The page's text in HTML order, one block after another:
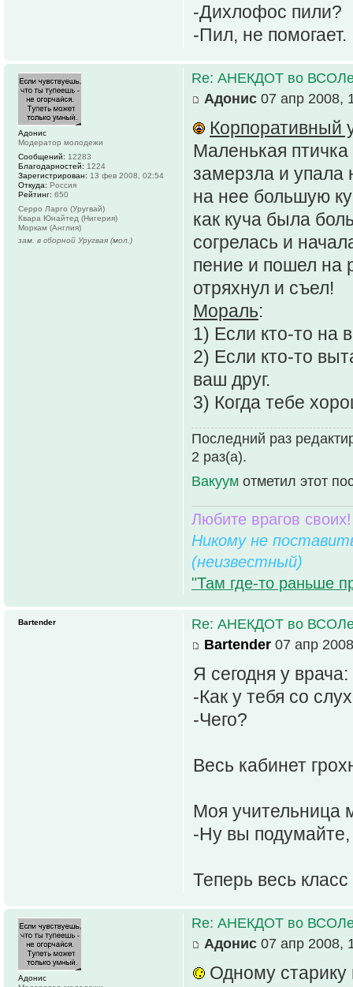
-Дихлофос пили?
-Пил, не помогает.
Re: АНЕКДОТ во
Адонис 07 апр 2008,
Корпоративный
Маленькая
замерзла и
на нее большую
как куча была
согрелась и
пение и пошел на
отряхнул и съел!
Мораль:
1) Если кто-то на
2) Если кто-то
ваш друг.
3) Когда тебе
Последний раз
2 раз(а).
Вакуум отметил этот
Любите врагов
Никому не
(неизвестный)
"Там где-то раньше
Адонис
Модератор молодежи
Сообщений: 12283
Благодарностей: 1224
Зарегистрирован: 13 фев 2008, 02:54
Откуда: Россия
Рейтинг: 650
Серро Ларго (Уругвай)
Квара Юнайтед (Нигерия)
Моркам (Англия)
зам. в сборной Уругвая (мол.)
Re: АНЕКДОТ во
Bartender 07 апр
Я сегодня у врача:
-Как у тебя со
-Чего?
Весь кабинет
Моя учительница
-Ну вы подумайте,
Теперь весь
Bartender
Re: АНЕКДОТ во
Адонис 07 апр 2008,
Одному старику
Адонис